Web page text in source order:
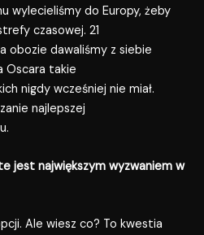
wylecieliśmy do Europy, żeby
czasowej. 21
obozie dawaliśmy z siebie
Oscara takie
nigdy wcześniej nie miał.
najlepszej
jest największym wyzwaniem w
Ale wiesz co? To kwestia